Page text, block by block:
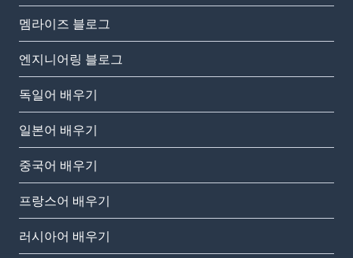
멤라이즈 블로그
엔지니어링 블로그
독일어 배우기
일본어 배우기
중국어 배우기
프랑스어 배우기
러시아어 배우기